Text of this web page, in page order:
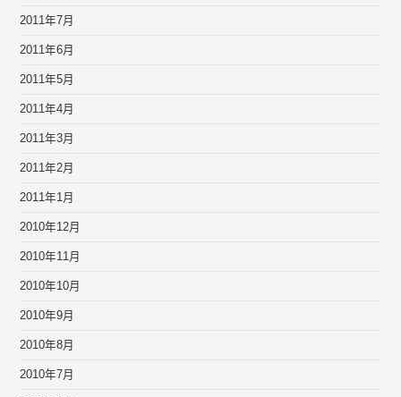
2011年7月
2011年6月
2011年5月
2011年4月
2011年3月
2011年2月
2011年1月
2010年12月
2010年11月
2010年10月
2010年9月
2010年8月
2010年7月